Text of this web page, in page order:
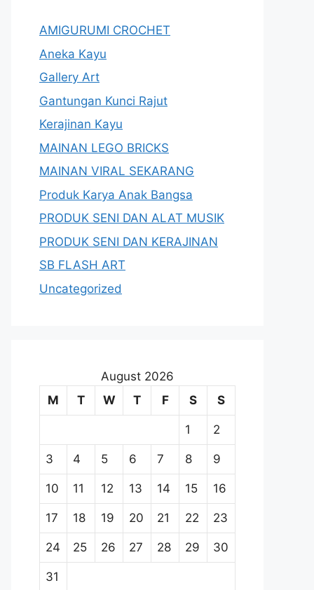
AMIGURUMI CROCHET
Aneka Kayu
Gallery Art
Gantungan Kunci Rajut
Kerajinan Kayu
MAINAN LEGO BRICKS
MAINAN VIRAL SEKARANG
Produk Karya Anak Bangsa
PRODUK SENI DAN ALAT MUSIK
PRODUK SENI DAN KERAJINAN
SB FLASH ART
Uncategorized
August 2026
M
T W T F S S
1 2
3 4 5 6 7 8 9
10 11 12 13 14 15 16
17 18 19 20 21 22 23
24 25 26 27 28 29 30
31